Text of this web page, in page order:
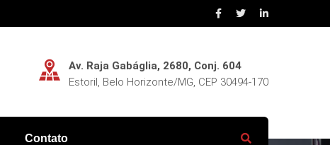
Av. Raja Gabáglia, 2680, Conj. 604
Estoril, Belo Horizonte/MG, CEP 30494-170
Contato